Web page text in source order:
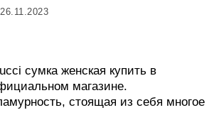
26.11.2023
сумка женская купить в
магазине.
стоящая из себя многое